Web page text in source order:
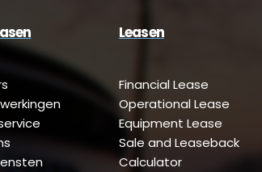
Leasen
Financial Lease
Operational Lease
Equipment Lease
Sale and Leaseback
Calculator